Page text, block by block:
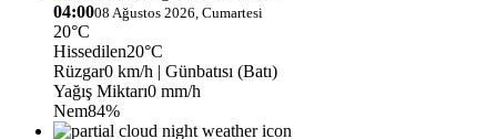
04:0008 Ağustos 2026, Cumartesi
20°C
Hissedilen20°C
Rüzgar0 km/h | Günbatısı (Batı)
Yağış Miktarı0 mm/h
Nem84%